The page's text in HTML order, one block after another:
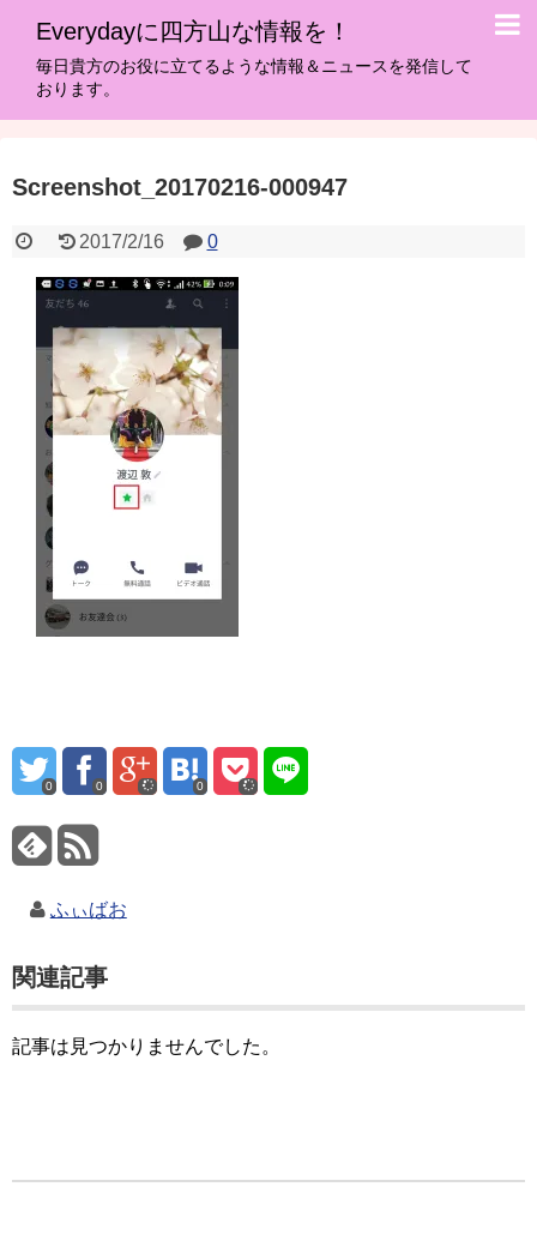
Everydayに四方山な情報を！
毎日貴方のお役に立てるような情報＆ニュースを発信して
おります。
Screenshot_20170216-000947
2017/2/16 0
0 0 0
ふぃばお
関連記事
記事は見つかりませんでした。